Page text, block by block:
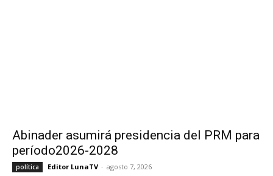
Abinader asumirá presidencia del PRM para
período2026-2028
política Editor LunaTV - agosto 7, 2026